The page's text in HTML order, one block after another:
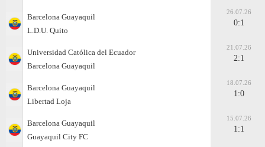
Barcelona Guayaquil
L.D.U. Quito
26.07.26
0:1
Universidad Católica del Ecuador
Barcelona Guayaquil
21.07.26
2:1
Barcelona Guayaquil
Libertad Loja
18.07.26
1:0
Barcelona Guayaquil
Guayaquil City FC
15.07.26
1:1